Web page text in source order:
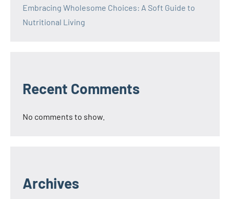
Embracing Wholesome Choices: A Soft Guide to
Nutritional Living
Recent Comments
No comments to show.
Archives